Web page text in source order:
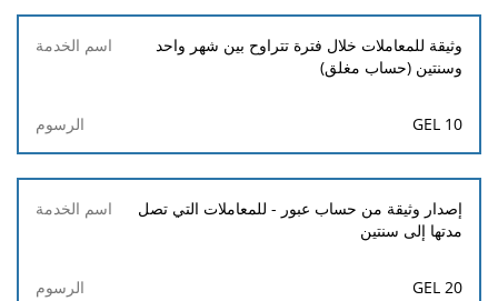
وثيقة للمعاملات خلال فترة تتراوح بين شهر واحد
وسنتين (حساب مغلق)
10 GEL
إصدار وثيقة من حساب عبور - للمعاملات التي تصل
مدتها إلى سنتين
20 GEL